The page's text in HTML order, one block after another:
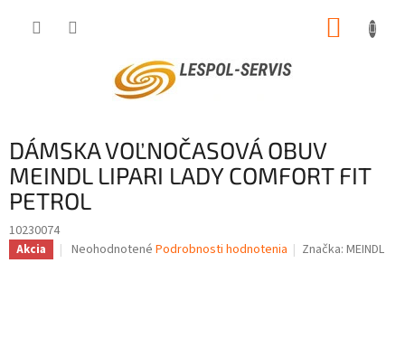
DÁMSKA VOĽNOČASOVÁ OBUV
MEINDL LIPARI LADY COMFORT FIT
PETROL
10230074
Akcia
Priemerné
Neohodnotené Podrobnosti hodnotenia Značka:MEINDL